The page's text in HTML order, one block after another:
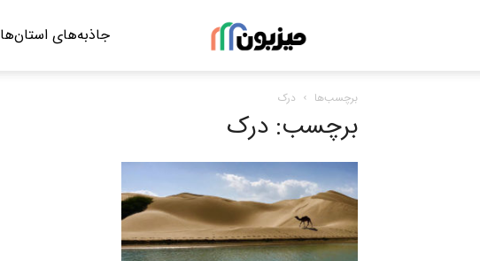
جاذبه‌های استان‌ها
برچسب‌ها درک
برچسب: درک